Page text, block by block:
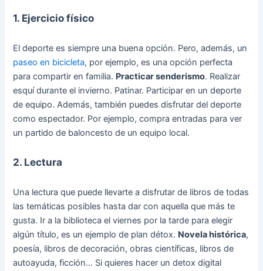
1. Ejercicio físico
El deporte es siempre una buena opción. Pero, además, un
paseo en bicicleta, por ejemplo, es una opción perfecta
para compartir en familia. Practicar senderismo. Realizar
esquí durante el invierno. Patinar. Participar en un deporte
de equipo. Además, también puedes disfrutar del deporte
como espectador. Por ejemplo, compra entradas para ver
un partido de baloncesto de un equipo local.
2. Lectura
Una lectura que puede llevarte a disfrutar de libros de todas
las temáticas posibles hasta dar con aquella que más te
gusta. Ir a la biblioteca el viernes por la tarde para elegir
algún título, es un ejemplo de plan détox. Novela histórica,
poesía, libros de decoración, obras científicas, libros de
autoayuda, ficción… Si quieres hacer un detox digital